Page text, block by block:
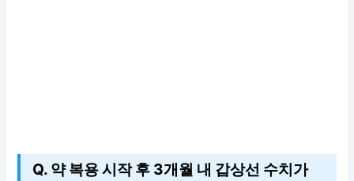
Q. 약 복용 시작 후 3개월 내 갑상선 수치가